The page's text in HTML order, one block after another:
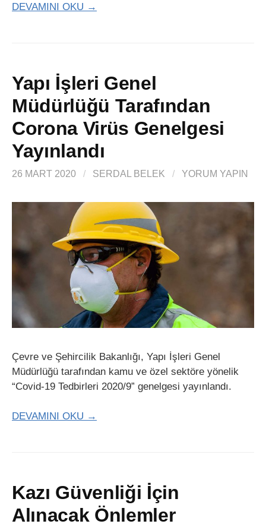
DEVAMINI OKU →
Yapı İşleri Genel
Müdürlüğü Tarafından
Corona Virüs Genelgesi
Yayınlandı
26 MART 2020 / SERDAL BELEK / YORUM YAPIN
Çevre ve Şehircilik Bakanlığı, Yapı İşleri Genel
Müdürlüğü tarafından kamu ve özel sektöre yönelik
“Covid-19 Tedbirleri 2020/9” genelgesi yayınlandı.
DEVAMINI OKU →
Kazı Güvenliği İçin
Alınacak Önlemler